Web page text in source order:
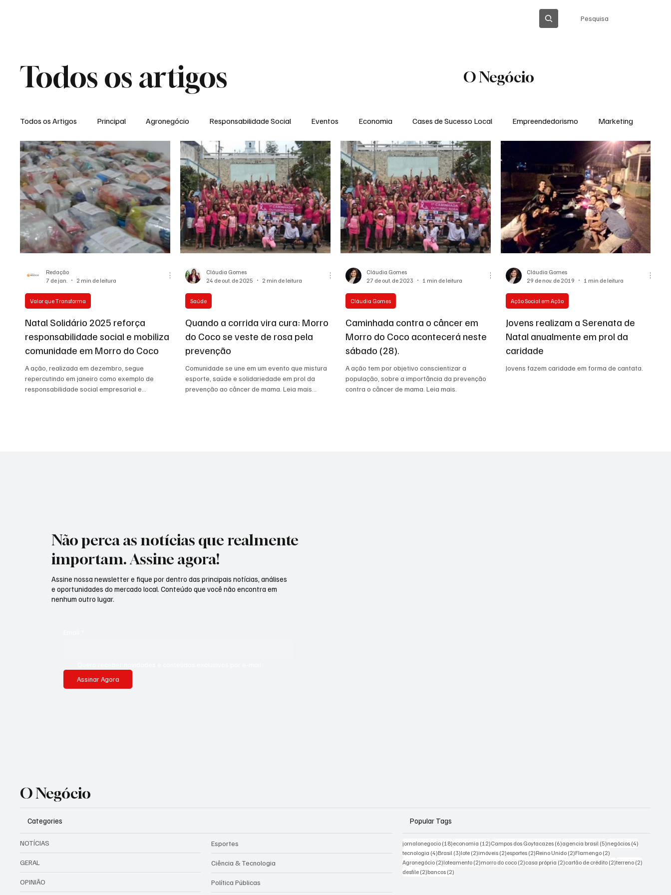
Pesquisa
Todos os artigos O Negócio
Todos os Artigos Principal Agronegócio Responsabilidade Social Eventos Economia Cases de Sucesso Local Empreendedorismo Marketing
Expediente Morro do Coco Conselheiro Josino Santa Maria Santo Eduardo Espírito Santinho Thiago Barreto Atualizada Cláudia Gomes
Dielly Rangel Fabricyo Silvestre João Carlos Campista Fabricyo Serqueira Sérgio Lima Eventos Ação Social em Ação Tecnologia
Auto Negócios Saúde Esportes Memórias Regionais Eventos Corporativos Cultura
Natal Solidário 2025 reforça
responsabilidade social e mobiliza
comunidade em Morro do Coco
A ação, realizada em dezembro, segue
repercutindo em janeiro como exemplo de
responsabilidade social empresarial e
Valor que Transforma
Redação
7 de jan.
2 min de leitura
Quando a corrida vira cura: Morro
do Coco se veste de rosa pela
prevenção
Comunidade se une em um evento que mistura
esporte, saúde e solidariedade em prol da
prevenção ao câncer de mama. Leia mais...
Saúde
Cláudia Gomes
24 de out. de 2025
2 min de leitura
Caminhada contra o câncer em
Morro do Coco acontecerá neste
sábado (28).
A ação tem por objetivo conscientizar a
população, sobre a importância da prevenção
contra o câncer de mama. Leia mais.
Cláudia Gomes
Cláudia Gomes
27 de out. de 2023
1 min de leitura
Jovens realizam a Serenata de
Natal anualmente em prol da
caridade
Jovens fazem caridade em forma de cantata.
Ação Social em Ação
Cláudia Gomes
29 de nov. de 2019
1 min de leitura
Não perca as notícias que realmente
importam. Assine agora!
Assinar Agora
Assine nossa newsletter e fique por dentro das principais notícias, análises
e oportunidades do mercado local. Conteúdo que você não encontra em
nenhum outro lugar.
O Negócio
Categories
NOTÍCIAS
GERAL
OPINIÃO
Esportes
Ciência & Tecnologia
Política Públicas
Popular Tags
jornalonegocio (18)18 posts
economia (12)12 posts
Campos dos Goytacazes (6)6 posts
agencia brasil (5)5 posts
negócios (4)
tecnologia (4)4 posts
Brasil (3)3 posts
lote (2)2 posts
imóveis (2)2 posts
esportes (2)2 posts
Reino Unido (2)2 posts
Flamengo (2)
Agronegócio (2)2 posts
loteamento (2)2 posts
morro do coco (2)2 posts
casa própria (2)2 posts
cartão de crédito (2)2 posts
terreno (2)
desfile (2)2 posts
bancos (2)